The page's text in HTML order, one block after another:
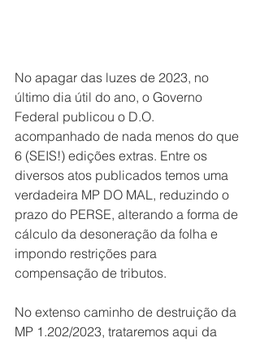
No apagar das luzes de 2023, no
último dia útil do ano, o Governo
Federal publicou o D.O.
acompanhado de nada menos do que
6 (SEIS!) edições extras. Entre os
diversos atos publicados temos uma
verdadeira MP DO MAL, reduzindo o
prazo do PERSE, alterando a forma de
cálculo da desoneração da folha e
impondo restrições para
compensação de tributos.
No extenso caminho de destruição da
MP 1.202/2023, trataremos aqui da